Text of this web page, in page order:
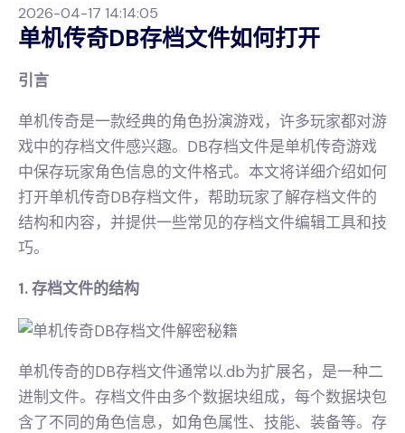
2026-04-17 14:14:05
单机传奇DB存档文件如何打开
引言
单机传奇是一款经典的角色扮演游戏，许多玩家都对游
戏中的存档文件感兴趣。DB存档文件是单机传奇游戏
中保存玩家角色信息的文件格式。本文将详细介绍如何
打开单机传奇DB存档文件，帮助玩家了解存档文件的
结构和内容，并提供一些常见的存档文件编辑工具和技
巧。
1. 存档文件的结构
单机传奇的DB存档文件通常以.db为扩展名，是一种二
进制文件。存档文件由多个数据块组成，每个数据块包
含了不同的角色信息，如角色属性、技能、装备等。存